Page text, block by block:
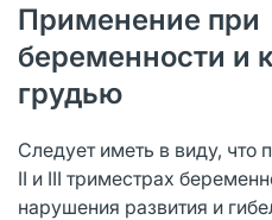
Применение при
беременности и
грудью
Следует иметь в виду, что
II и III триместрах
нарушения развития и